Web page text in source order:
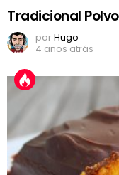
Tradicional
porHugo
4 anos atrás